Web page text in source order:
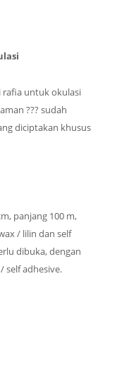
rafia untuk okulasi
??? sudah
diciptakan khusus
panjang 100 m,
/ lilin dan self
dibuka, dengan
self adhesive.